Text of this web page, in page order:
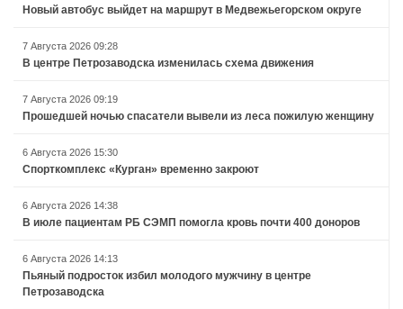
Новый автобус выйдет на маршрут в Медвежьегорском округе
7 Августа 2026 09:28
В центре Петрозаводска изменилась схема движения
7 Августа 2026 09:19
Прошедшей ночью спасатели вывели из леса пожилую женщину
6 Августа 2026 15:30
Спорткомплекс «Курган» временно закроют
6 Августа 2026 14:38
В июле пациентам РБ СЭМП помогла кровь почти 400 доноров
6 Августа 2026 14:13
Пьяный подросток избил молодого мужчину в центре
Петрозаводска